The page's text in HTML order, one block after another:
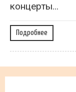
концерты...
Подробнее